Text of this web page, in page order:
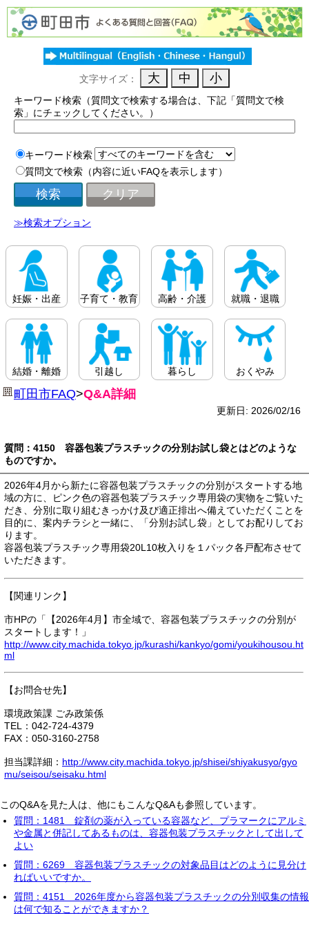
文字サイズ：
キーワード検索（質問文で検索する場合は、下記「質問文で検
索」にチェックしてください。）
キーワード検索
質問文で検索（内容に近いFAQを表示します）
≫検索オプション
妊娠・出産 子育て・教育 高齢・介護 就職・退職
結婚・離婚 引越し 暮らし おくやみ
町田市FAQ>Q&A詳細
更新日: 2026/02/16
質問：4150 容器包装プラスチックの分別お試し袋とはどのような
ものですか。
2026年4月から新たに容器包装プラスチックの分別がスタートする地
域の方に、ピンク色の容器包装プラスチック専用袋の実物をご覧いた
だき、分別に取り組むきっかけ及び適正排出へ備えていただくことを
目的に、案内チラシと一緒に、「分別お試し袋」としてお配りしてお
ります。
容器包装プラスチック専用袋20L10枚入りを１パック各戸配布させて
いただきます。
【関連リンク】
市HPの「【2026年4月】市全域で、容器包装プラスチックの分別が
スタートします！」
http://www.city.machida.tokyo.jp/kurashi/kankyo/gomi/youkihousou.ht
ml
【お問合せ先】
環境政策課 ごみ政策係
TEL：042-724-4379
FAX：050-3160-2758
担当課詳細： http://www.city.machida.tokyo.jp/shisei/shiyakusyo/gyo
mu/seisou/seisaku.html
このQ&Aを見た人は、他にもこんなQ&Aも参照しています。
質問：1481 錠剤の薬が入っている容器など、プラマークにアルミ
や金属と併記してあるものは、容器包装プラスチックとして出して
よい
質問：6269 容器包装プラスチックの対象品目はどのように見分け
ればいいですか。
質問：4151 2026年度から容器包装プラスチックの分別収集の情報
は何で知ることができますか？